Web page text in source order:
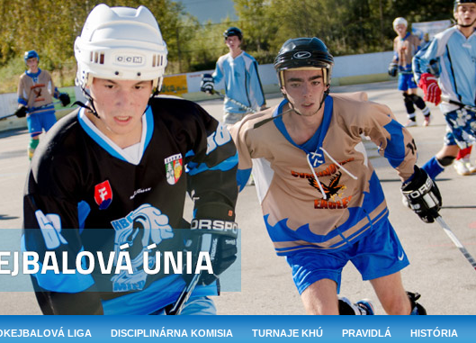
LIGA DISCIPLINÁRNA KOMISIA TURNAJE KHÚ PRAVIDLÁ HISTÓRIA